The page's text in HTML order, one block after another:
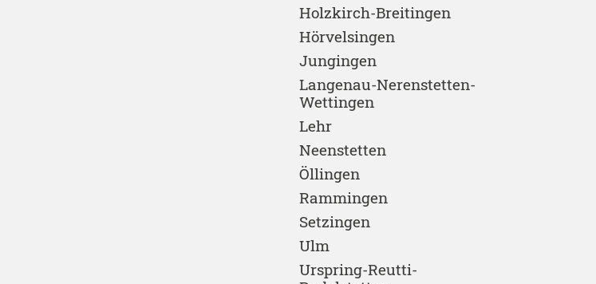
Holzkirch-Breitingen
Hörvelsingen
Jungingen
Langenau-Nerenstetten-
Wettingen
Lehr
Neenstetten
Öllingen
Rammingen
Setzingen
Ulm
Urspring-Reutti-